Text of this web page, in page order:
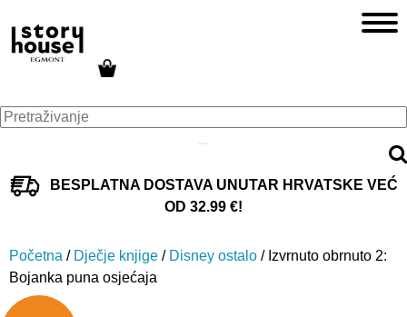
BESPLATNA DOSTAVA UNUTAR HRVATSKE VEĆ
OD 32.99 €!
Početna / Dječje knjige / Disney ostalo / Izvrnuto obrnuto 2:
Bojanka puna osjećaja